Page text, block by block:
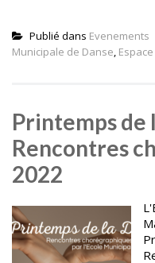
Publié dans Evenements
Municipale de Danse,
Printemps de
Rencontres
2022